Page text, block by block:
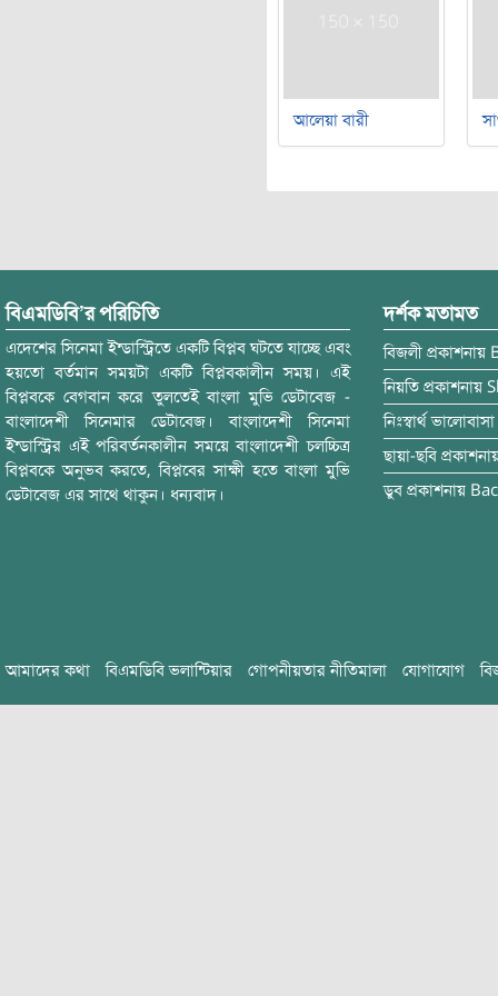
আলেয়া বারী
বিএমডিবি’র পরিচিতি
এদেশের সিনেমা ইন্ডাস্ট্রিতে একটি বিপ্লব ঘটতে যাচ্ছে এবং
হয়তো বর্তমান সময়টা একটি বিপ্লবকালীন সময়। এই
বিপ্লবকে বেগবান করে তুলতেই বাংলা মুভি ডেটাবেজ -
বাংলাদেশী সিনেমার ডেটাবেজ। বাংলাদেশী সিনেমা
ইন্ডাস্ট্রির এই পরিবর্তনকালীন সময়ে বাংলাদেশী চলচ্চিত্র
বিপ্লবকে অনুভব করতে, বিপ্লবের সাক্ষী হতে বাংলা মুভি
ডেটাবেজ এর সাথে থাকুন। ধন্যবাদ।
দর্শক মতামত
বিজলী প্রকাশনায়
নিয়তি প্রকাশনায়
নিঃস্বার্থ ভালোবাসা
ছায়া-ছবি
ডুব প্রকাশনায়
আমাদের কথা বিএমডিবি ভলান্টিয়ার গোপনীয়তার নীতিমালা যোগাযোগ